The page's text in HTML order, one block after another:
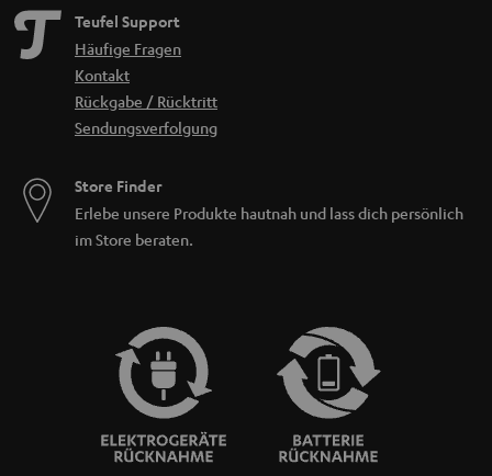
Teufel Support
Häufige Fragen
Kontakt
Rückgabe / Rücktritt
Sendungsverfolgung
Store Finder
Erlebe unsere Produkte hautnah und lass dich persönlich
im Store beraten.